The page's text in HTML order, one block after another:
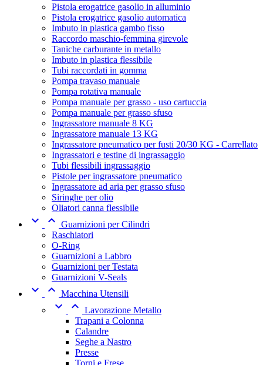
Pistola erogatrice gasolio in alluminio
Pistola erogatrice gasolio automatica
Imbuto in plastica gambo fisso
Raccordo maschio-femmina girevole
Taniche carburante in metallo
Imbuto in plastica flessibile
Tubi raccordati in gomma
Pompa travaso manuale
Pompa rotativa manuale
Pompa manuale per grasso - uso cartuccia
Pompa manuale per grasso sfuso
Ingrassatore manuale 8 KG
Ingrassatore manuale 13 KG
Ingrassatore pneumatico per fusti 20/30 KG - Carrellato
Ingrassatori e testine di ingrassaggio
Tubi flessibili ingrassaggio
Pistole per ingrassatore pneumatico
Ingrassatore ad aria per grasso sfuso
Siringhe per olio
Oliatori canna flessibile
  Guarnizioni per Cilindri
Raschiatori
O-Ring
Guarnizioni a Labbro
Guarnizioni per Testata
Guarnizioni V-Seals
  Macchina Utensili
  Lavorazione Metallo
Trapani a Colonna
Calandre
Seghe a Nastro
Presse
Torni e Frese